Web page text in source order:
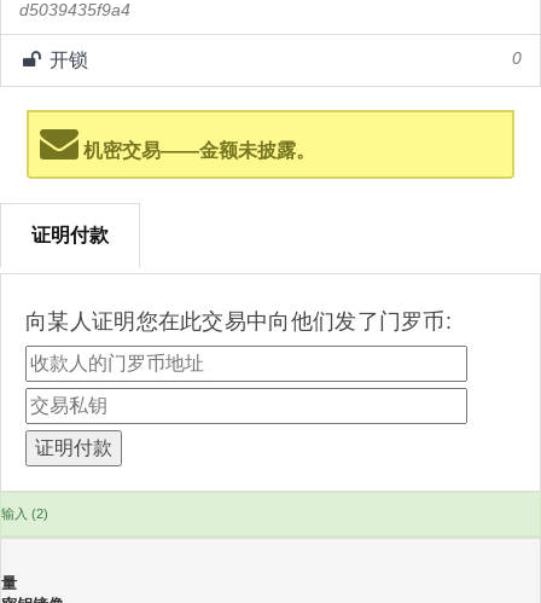
d5039435f9a4
开锁 0
机密交易——金额未披露。
证明付款
向某人证明您在此交易中向他们发了门罗币:
输入 (2)
量